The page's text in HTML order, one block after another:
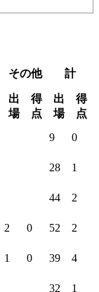
その他 計
出
場
得
点
出
場
得
点
9 0
28 1
44 2
2 0 52 2
1 0 39 4
32 1